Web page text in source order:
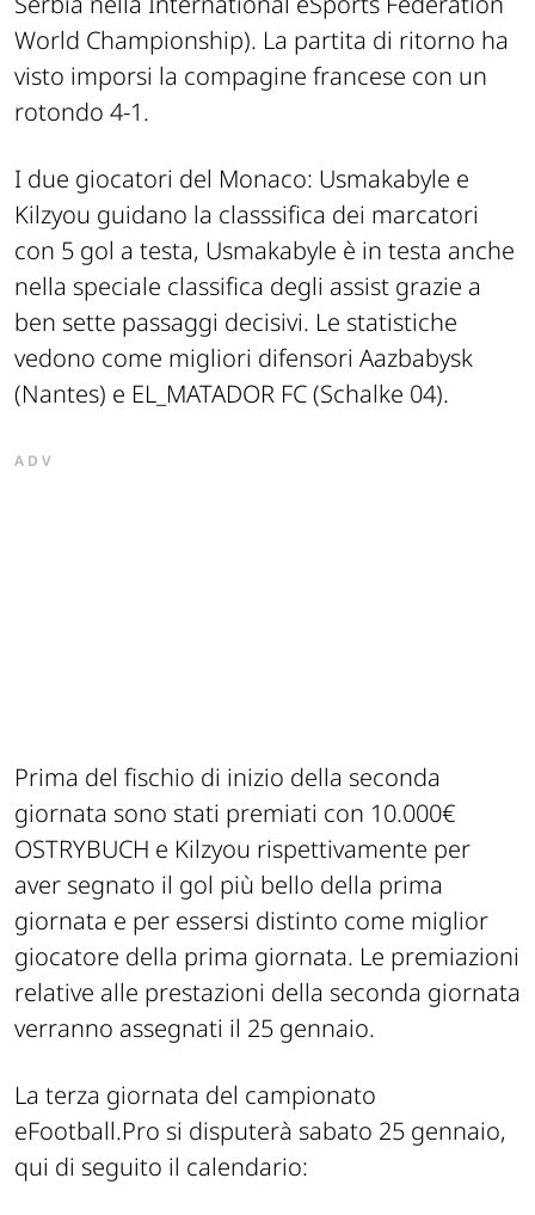
World Championship). La partita di ritorno ha
visto imporsi la compagine francese con un
rotondo 4-1.
I due giocatori del Monaco: Usmakabyle e
Kilzyou guidano la classsifica dei marcatori
con 5 gol a testa, Usmakabyle è in testa anche
nella speciale classifica degli assist grazie a
ben sette passaggi decisivi. Le statistiche
vedono come migliori difensori Aazbabysk
(Nantes) e EL_MATADOR FC (Schalke 04).
ADV
Prima del fischio di inizio della seconda
giornata sono stati premiati con 10.000€
OSTRYBUCH e Kilzyou rispettivamente per
aver segnato il gol più bello della prima
giornata e per essersi distinto come miglior
giocatore della prima giornata. Le premiazioni
relative alle prestazioni della seconda giornata
verranno assegnati il 25 gennaio.
La terza giornata del campionato
eFootball.Pro si disputerà sabato 25 gennaio,
qui di seguito il calendario: